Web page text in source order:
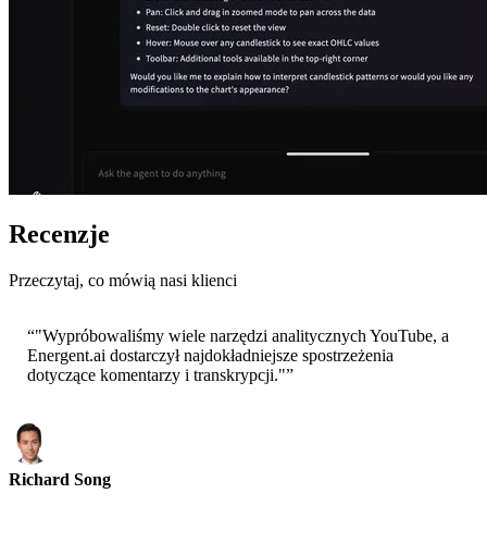
Recenzje
Przeczytaj, co mówią nasi klienci
“"Wypróbowaliśmy wiele narzędzi analitycznych YouTube, a
Energent.ai dostarczył najdokładniejsze spostrzeżenia
dotyczące komentarzy i transkrypcji."”
Richard Song